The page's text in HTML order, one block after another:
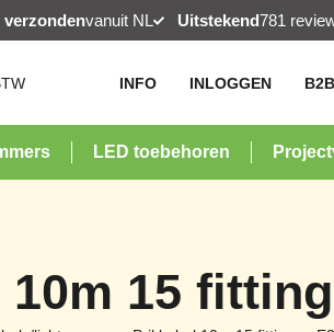
verzondenvanuit NL Uitstekend781
INFO INLOGGEN B2B
LED toebehoren
15